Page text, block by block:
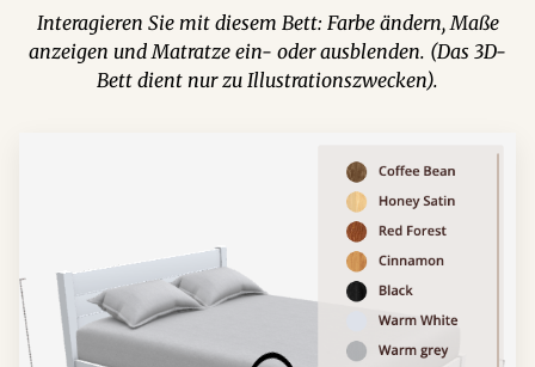
Interagieren Sie mit diesem Bett: Farbe ändern, Maße
anzeigen und Matratze ein- oder ausblenden. (Das 3D-
Bett dient nur zu Illustrationszwecken).